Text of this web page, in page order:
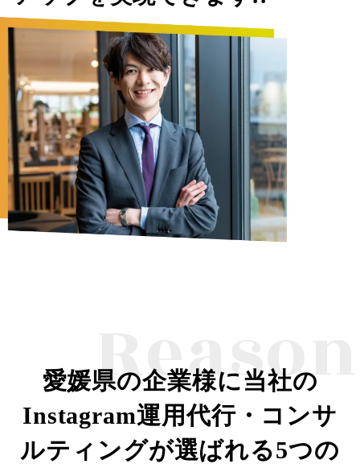
Reason
愛媛県の企業様に当社の
Instagram運用代行・コンサ
ルティングが選ばれる5つの